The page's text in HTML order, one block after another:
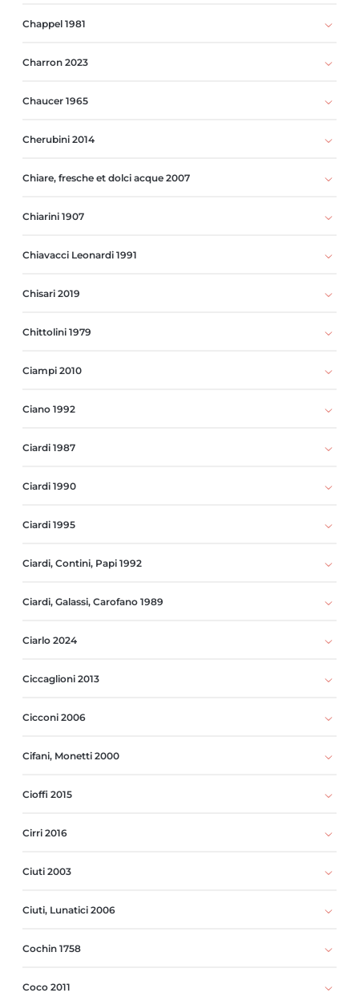
Chappel 1981
Charron 2023
Chaucer 1965
Cherubini 2014
Chiare, fresche et dolci acque 2007
Chiarini 1907
Chiavacci Leonardi 1991
Chisari 2019
Chittolini 1979
Ciampi 2010
Ciano 1992
Ciardi 1987
Ciardi 1990
Ciardi 1995
Ciardi, Contini, Papi 1992
Ciardi, Galassi, Carofano 1989
Ciarlo 2024
Ciccaglioni 2013
Cicconi 2006
Cifani, Monetti 2000
Cioffi 2015
Cirri 2016
Ciuti 2003
Ciuti, Lunatici 2006
Cochin 1758
Coco 2011